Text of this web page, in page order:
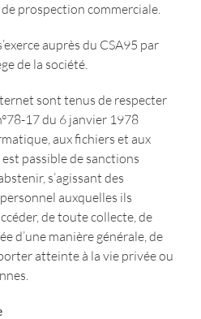
prospection commerciale.
auprès du CSA95 par
de la société.
sont tenus de respecter
17 du 6 janvier 1978
aux fichiers et aux
passible de sanctions
s’agissant des
auxquelles ils
de toute collecte, de
d’une manière générale, de
atteinte à la vie privée ou